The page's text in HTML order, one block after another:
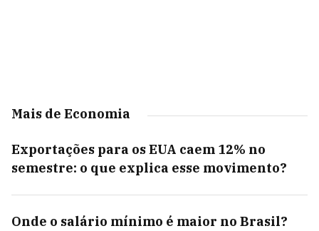
Mais de Economia
Exportações para os EUA caem 12% no
semestre: o que explica esse movimento?
Onde o salário mínimo é maior no Brasil?